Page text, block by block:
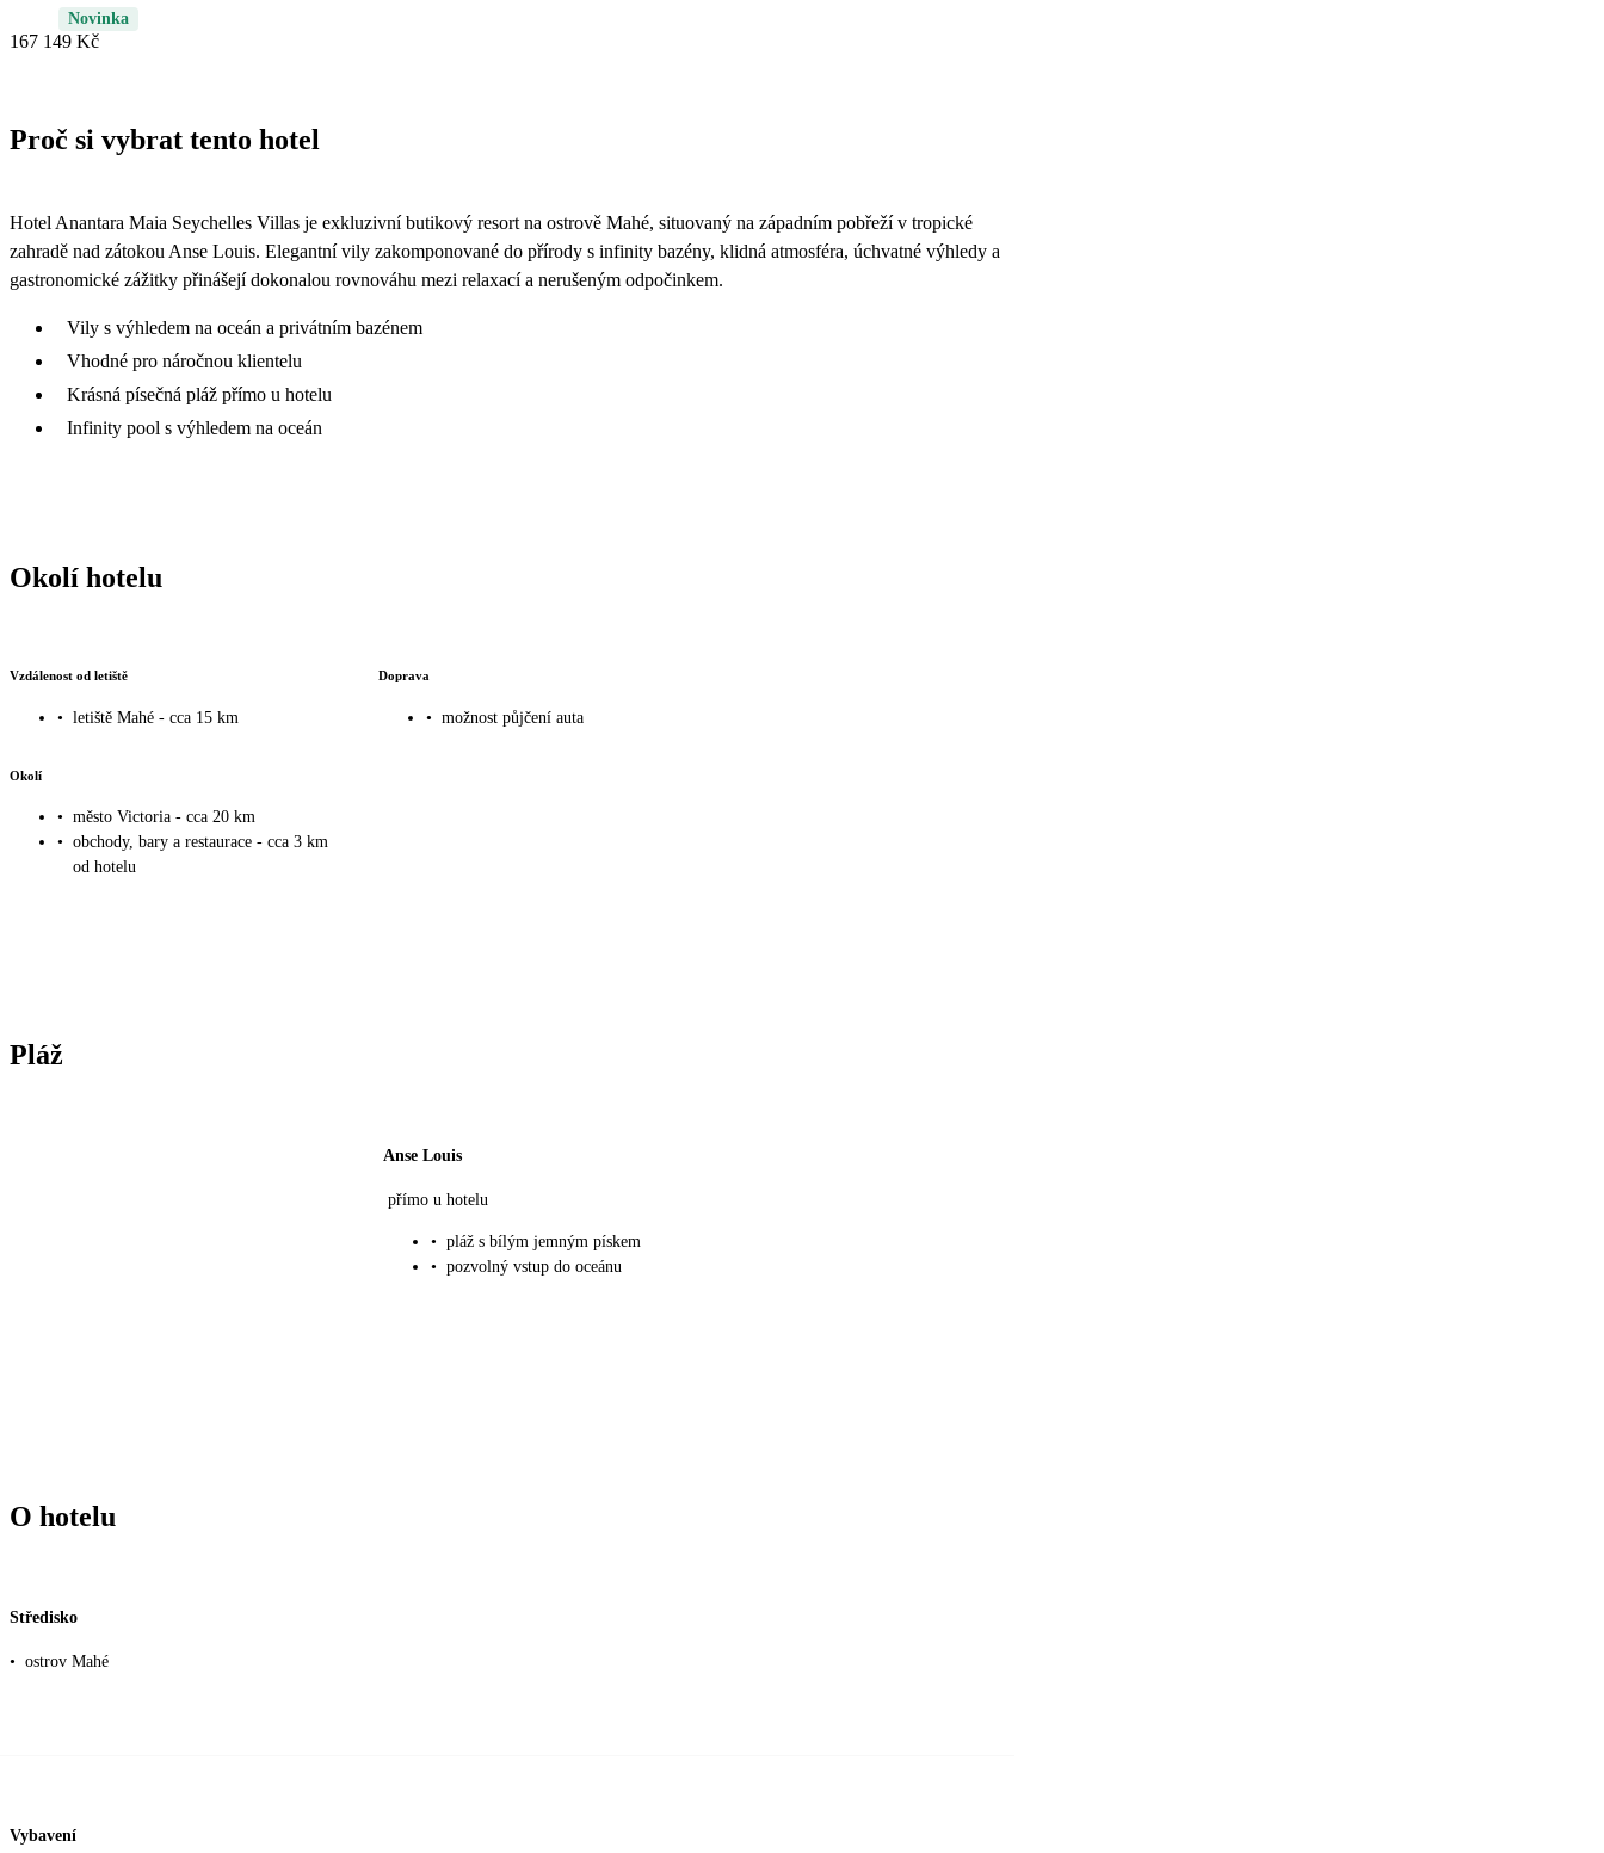
Novinka
167 149 Kč
Proč si vybrat tento hotel
Hotel Anantara Maia Seychelles Villas je exkluzivní butikový resort na ostrově Mahé, situovaný na západním pobřeží v tropické
zahradě nad zátokou Anse Louis. Elegantní vily zakomponované do přírody s infinity bazény, klidná atmosféra, úchvatné výhledy a
gastronomické zážitky přinášejí dokonalou rovnováhu mezi relaxací a nerušeným odpočinkem.
Vily s výhledem na oceán a privátním bazénem
Vhodné pro náročnou klientelu
Krásná písečná pláž přímo u hotelu
Infinity pool s výhledem na oceán
Okolí hotelu
Vzdálenost od letiště
• letiště Mahé - cca 15 km
Doprava
• možnost půjčení auta
Okolí
• město Victoria - cca 20 km
• obchody, bary a restaurace - cca 3 km
od hotelu
Pláž
Anse Louis
přímo u hotelu
• pláž s bílým jemným pískem
• pozvolný vstup do oceánu
O hotelu
Středisko
• ostrov Mahé
Vybavení